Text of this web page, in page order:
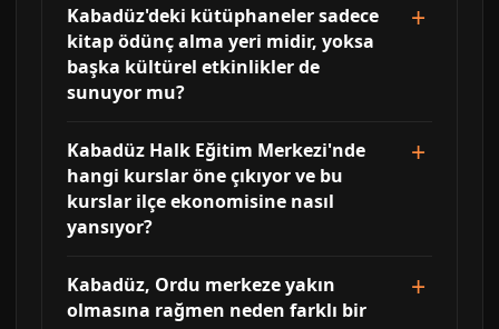
Kabadüz'deki kütüphaneler sadece
kitap ödünç alma yeri midir, yoksa
başka kültürel etkinlikler de
sunuyor mu?
Kabadüz Halk Eğitim Merkezi'nde
hangi kurslar öne çıkıyor ve bu
kurslar ilçe ekonomisine nasıl
yansıyor?
Kabadüz, Ordu merkeze yakın
olmasına rağmen neden farklı bir